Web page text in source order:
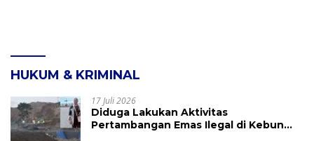
HUKUM & KRIMINAL
17 Juli 2026
Diduga Lakukan Aktivitas
Pertambangan Emas Ilegal di Kebun